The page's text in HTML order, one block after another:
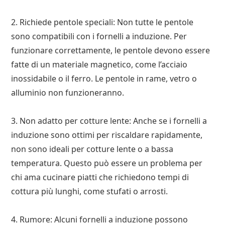
2. Richiede pentole speciali: Non tutte le pentole
sono compatibili con i fornelli a induzione. Per
funzionare correttamente, le pentole devono essere
fatte di un materiale magnetico, come l’acciaio
inossidabile o il ferro. Le pentole in rame, vetro o
alluminio non funzioneranno.
3. Non adatto per cotture lente: Anche se i fornelli a
induzione sono ottimi per riscaldare rapidamente,
non sono ideali per cotture lente o a bassa
temperatura. Questo può essere un problema per
chi ama cucinare piatti che richiedono tempi di
cottura più lunghi, come stufati o arrosti.
4. Rumore: Alcuni fornelli a induzione possono